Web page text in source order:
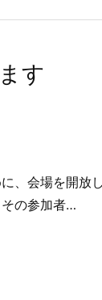
す
、会場を開
の参加者…